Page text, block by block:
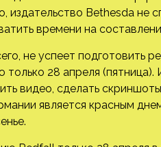
издательство Bethesda не
времени на
не успеет подготовить
28 апреля (пятница).
видео, сделать
является красным